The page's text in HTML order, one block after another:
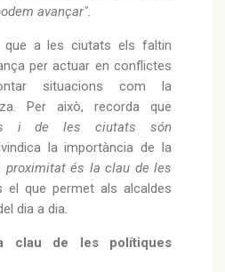
avançar".
que a les ciutats els faltin
per actuar en conflictes
situacions com la
Per això, recorda que
i de les ciutats són
la importància de la
proximitat és la clau de les
el que permet als alcaldes
dia a dia.
clau de les polítiques